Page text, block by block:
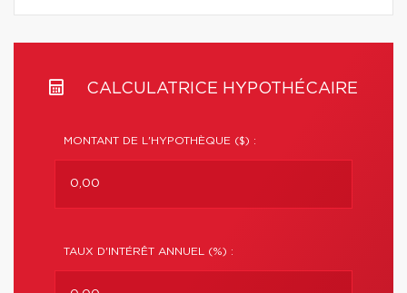
CALCULATRICE HYPOTHÉCAIRE
MONTANT DE L'HYPOTHÈQUE ($) :
TAUX D'INTÉRÊT ANNUEL (%) :